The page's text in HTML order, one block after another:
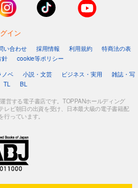
イン
い合わせ 採用情報 利用規約
特商法の表
針
cookie等ポリシー
ノベ 小説・文芸 ビジネス・実用
雑誌・写
TL BL
営する電子書店です。TOPPANホールディング
レビ朝日の出資を受け、日本最大級の電子書籍配
行っています。